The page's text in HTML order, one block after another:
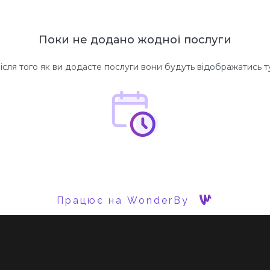
Поки не додано жодної послуги
того як ви додасте послуги вони будуть відображатись
Працює на WonderBy